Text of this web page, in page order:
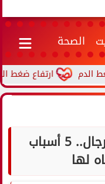
الصحة
ارتفاع ضغط الدم
تضخم جدار المثانة عند الرجال.. 5 أسباب
لها